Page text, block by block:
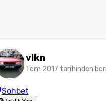
vlkn
Tem 2017 tarihinden
Sohbet